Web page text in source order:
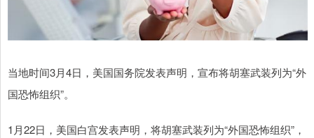
当地时间3月4日，美国国务院发表声明，宣布将胡塞武装列为“外
国恐怖组织”。
1月22日，美国白宫发表声明，将胡塞武装列为“外国恐怖组织”，